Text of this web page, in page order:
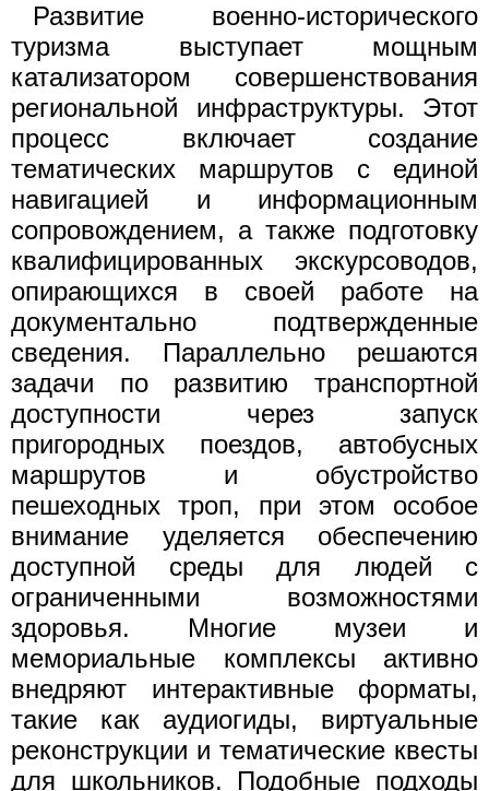
Развитие военно-исторического
туризма выступает мощным
катализатором совершенствования
региональной инфраструктуры. Этот
процесс включает создание
тематических маршрутов с единой
навигацией и информационным
сопровождением, а также подготовку
квалифицированных экскурсоводов,
опирающихся в своей работе на
документально подтвержденные
сведения. Параллельно решаются
задачи по развитию транспортной
доступности через запуск
пригородных поездов, автобусных
маршрутов и обустройство
пешеходных троп, при этом особое
внимание уделяется обеспечению
доступной среды для людей с
ограниченными возможностями
здоровья. Многие музеи и
мемориальные комплексы активно
внедряют интерактивные форматы,
такие как аудиогиды, виртуальные
реконструкции и тематические квесты
для школьников. Подобные подходы